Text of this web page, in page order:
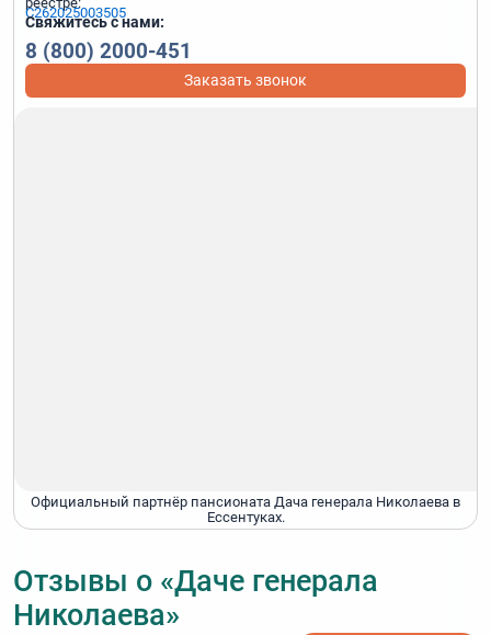
С262025003505
Свяжитесь с нами:
8 (800) 2000-451
Заказать звонок
Официальный партнёр пансионата Дача генерала Николаева в
Ессентуках.
Отзывы о «Даче генерала
Николаева»